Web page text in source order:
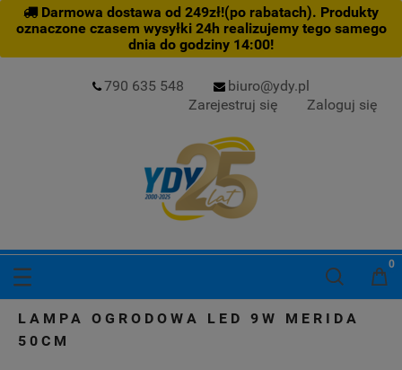
Darmowa dostawa od 249zł!(po rabatach). Produkty
oznaczone czasem wysyłki 24h realizujemy tego samego
dnia do godziny 14:00!
790 635 548
biuro@ydy.pl
Zarejestruj się
Zaloguj się
LAMPA OGRODOWA LED 9W MERIDA
50CM